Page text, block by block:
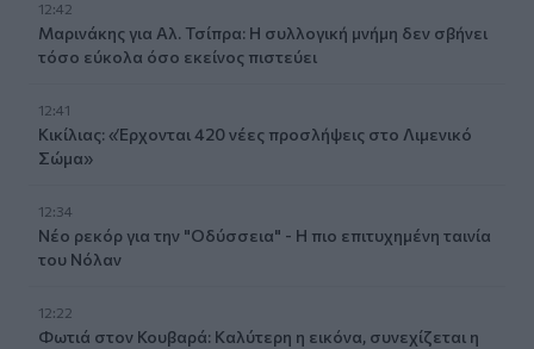
12:42
Μαρινάκης για Αλ. Τσίπρα: Η συλλογική μνήμη δεν σβήνει
τόσο εύκολα όσο εκείνος πιστεύει
12:41
Κικίλιας: «Έρχονται 420 νέες προσλήψεις στο Λιμενικό
Σώμα»
12:34
Νέο ρεκόρ για την "Οδύσσεια" - Η πιο επιτυχημένη ταινία
του Νόλαν
12:22
Φωτιά στον Κουβαρά: Καλύτερη η εικόνα, συνεχίζεται η